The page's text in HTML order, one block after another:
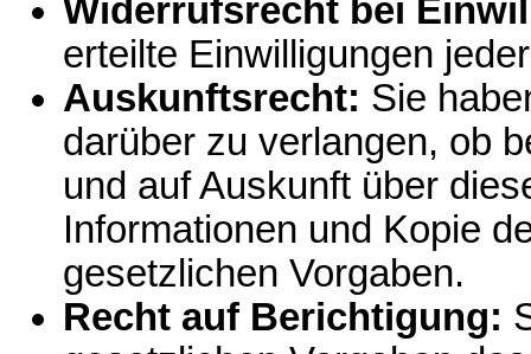
Widerrufsrecht bei
erteilte Einwilligungen
Auskunftsrecht: Sie
darüber zu verlangen, ob
und auf Auskunft über
Informationen und Kopie
gesetzlichen Vorgaben.
Recht auf Berichtigung: